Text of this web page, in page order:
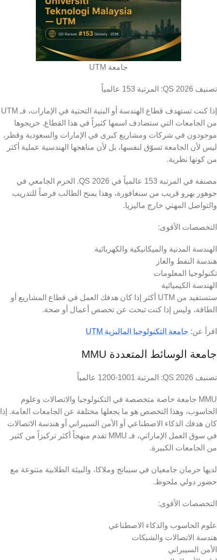
جامعة UTM
تصنيف QS 2026: المرتبة 153 عالمياً
إذا كنت تستهدف قطاع الهندسة أو البنية التحتية في الإمارات، فـ UTM
من الجامعات التي ستصادف اسمها كثيراً في هذا القطاع. خريجوها
موجودون في شركات ومشاريع كبرى في الإمارات والسعودية وقطر،
ليس لأن الجامعة تسوّق لنفسها، بل لأن مناهجها الهندسية عملية أكثر
من كونها نظرية.
مصنفة في المرتبة 153 عالمياً في QS 2026. الحرم الجامعي في
جوهور بهرو قريب من سنغافورة، وهذا يمنح الطالب فرصاً للتدريب
والتواصل المهني خارج ماليزيا.
التخصصات الأقوى:
الهندسة المدنية والميكانيكية والكهربائية
هندسة النفط والغاز
تكنولوجيا المعلومات
الهندسة الكيميائية
ستستفيد من UTM أكثر إذا كان هدفك العمل في قطاع المشاريع أو
الطاقة، وليس إذا كنت تبحث عن تخصص أعمال أو صحة.
اقرأ عن: جامعة التكنولوجيا الماليزية UTM
جامعة الوسائط المتعددة MMU
تصنيف QS 2026: المرتبة 1001-1200 عالمياً
MMU جامعة خاصة متخصصة في التكنولوجيا والاتصالات وعلوم
الحاسوب، وهذا التخصص هو ما يجعلها مختلفة عن الجامعات العامة. إذا
كان هدفك الذكاء الاصطناعي أو الأمن السيبراني أو هندسة الاتصالات
في سوق العمل الإماراتي، فـ MMU تقدم منهجاً أكثر تركيزاً من كثير
من الجامعات الكبيرة.
لديها حرمان جامعيان في سيبانج وملاكا، والبيئة الطلابية متنوعة مع
حضور دولي ملحوظ.
التخصصات الأقوى:
علوم الحاسوب والذكاء الاصطناعي
هندسة الاتصالات والشبكات
الأمن السيبراني